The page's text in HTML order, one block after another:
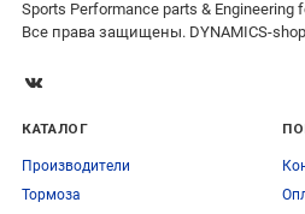
Sports Performance parts & Engineering
Все права защищены. DYNAMICS-shop
КАТАЛОГ
Производители
Тормоза